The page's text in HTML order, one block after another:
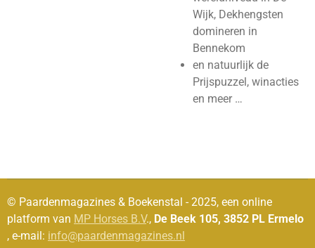
Wijk, Dekhengsten
domineren in
Bennekom
en natuurlijk de
Prijspuzzel, winacties
en meer …
© Paardenmagazines & Boekenstal - 2025, een online
platform van MP Horses B.V., De Beek 105, 3852 PL Ermelo
, e-mail: info@paardenmagazines.nl